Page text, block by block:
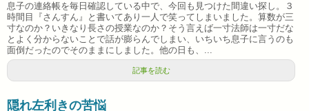
息子の連絡帳を毎日確認している中で、今回も見つけた間違い探し。３
時間目『さんすん』と書いてあり一人で笑ってしまいました。算数が三
寸なのか？いきなり長さの授業なのか？そう言えば一寸法師は一寸だな
とよく分からないことで話が膨らんでしまい、いちいち息子に言うのも
面倒だったのでそのままにしました。他の日も、...
記事を読む
隠れ左利きの苦悩